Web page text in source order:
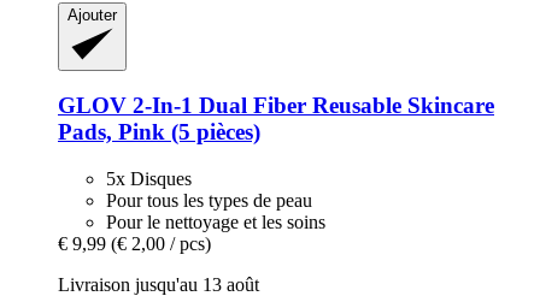
Ajouter
GLOV 2-​In-​1 Dual Fiber Reusable Skincare
Pads, Pink (5 pièces)
5x Disques
Pour tous les types de peau
Pour le nettoyage et les soins
€ 9,99 (€ 2,00 / pcs)
Livraison jusqu'au 13 août